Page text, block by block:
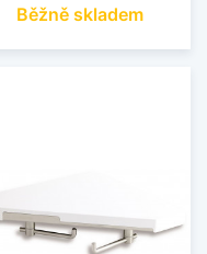
Běžně skladem